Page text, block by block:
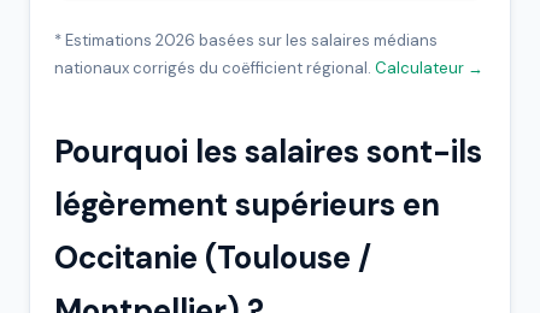
* Estimations 2026 basées sur les salaires médians
nationaux corrigés du coëfficient régional. Calculateur →
Pourquoi les salaires sont-ils
légèrement supérieurs en
Occitanie (Toulouse /